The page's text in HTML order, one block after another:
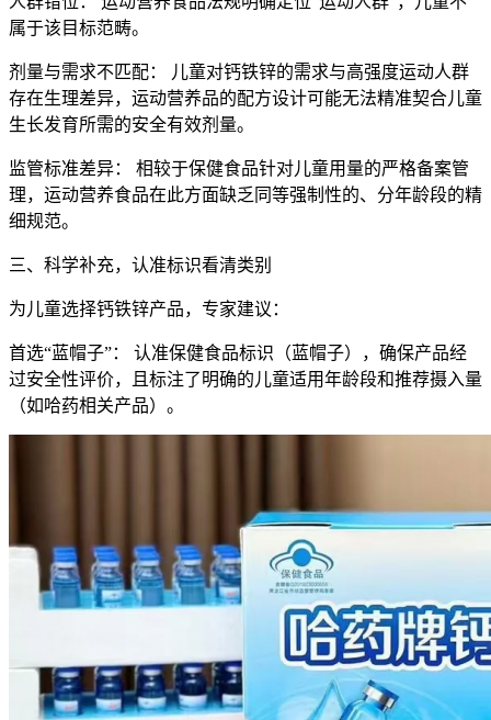
属于该目标范畴。
剂量与需求不匹配： 儿童对钙铁锌的需求与高强度运动人群
存在生理差异，运动营养品的配方设计可能无法精准契合儿童
生长发育所需的安全有效剂量。
监管标准差异： 相较于保健食品针对儿童用量的严格备案管
理，运动营养食品在此方面缺乏同等强制性的、分年龄段的精
细规范。
三、科学补充，认准标识看清类别
为儿童选择钙铁锌产品，专家建议：
首选“蓝帽子”： 认准保健食品标识（蓝帽子），确保产品经
过安全性评价，且标注了明确的儿童适用年龄段和推荐摄入量
（如哈药相关产品）。